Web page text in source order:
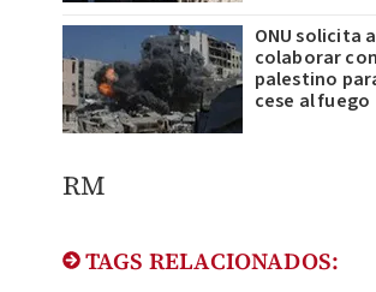
ONU solicita
colaborar
palestino
cese al fuego
RM
TAGS RELACIONADOS: